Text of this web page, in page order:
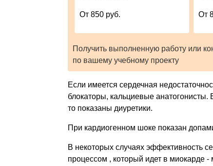
От 850 руб. От
Получить выполненную работу или
по вашему учебному проекту
Если имеется сердечная
блокаторы, кальциевые анатогонисты.
то показаны диуретики.
При кардиогенном шоке показан
В некоторых случаях эффективность
процессом , который идет в миокарде